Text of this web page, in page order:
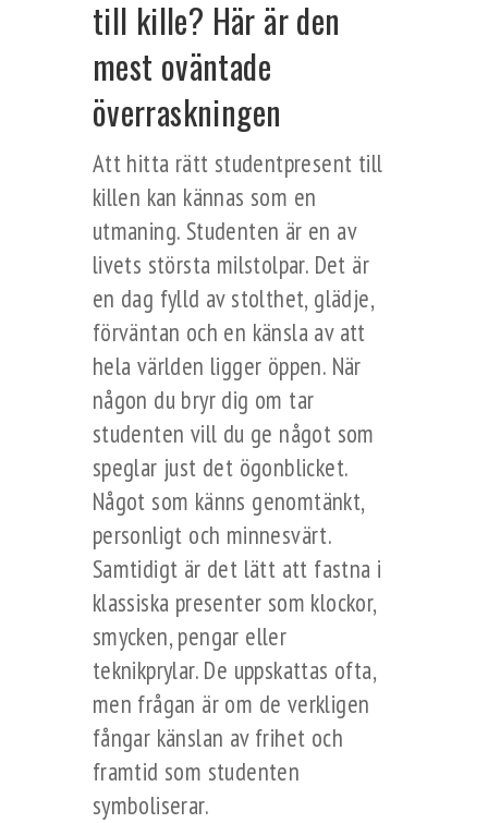
till kille? Här är den
mest oväntade
överraskningen
Att hitta rätt studentpresent till
killen kan kännas som en
utmaning. Studenten är en av
livets största milstolpar. Det är
en dag fylld av stolthet, glädje,
förväntan och en känsla av att
hela världen ligger öppen. När
någon du bryr dig om tar
studenten vill du ge något som
speglar just det ögonblicket.
Något som känns genomtänkt,
personligt och minnesvärt.
Samtidigt är det lätt att fastna i
klassiska presenter som klockor,
smycken, pengar eller
teknikprylar. De uppskattas ofta,
men frågan är om de verkligen
fångar känslan av frihet och
framtid som studenten
symboliserar.